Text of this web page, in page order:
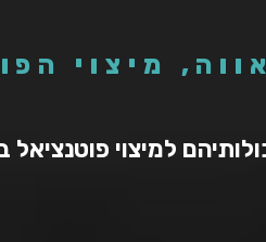
מיצוי
למיצוי פוטנציאל